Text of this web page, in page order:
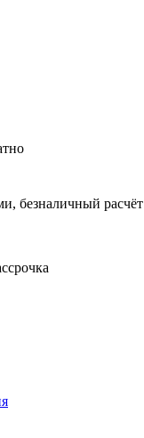
безналичный расчёт